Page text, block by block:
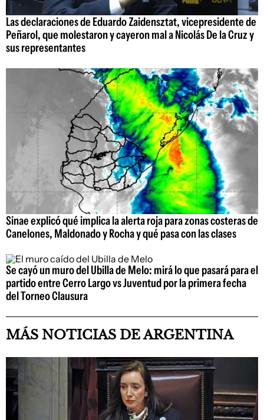
Las declaraciones de Eduardo Zaidensztat, vicepresidente de
Peñarol, que molestaron y cayeron mal a Nicolás De la Cruz y
sus representantes
Sinae explicó qué implica la alerta roja para zonas costeras de
Canelones, Maldonado y Rocha y qué pasa con las clases
Se cayó un muro del Ubilla de Melo: mirá lo que pasará para el
partido entre Cerro Largo vs Juventud por la primera fecha
del Torneo Clausura
MÁS NOTICIAS DE ARGENTINA